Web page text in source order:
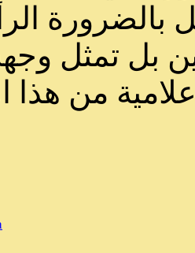
بالضرورة
بل تمثل
من هذا